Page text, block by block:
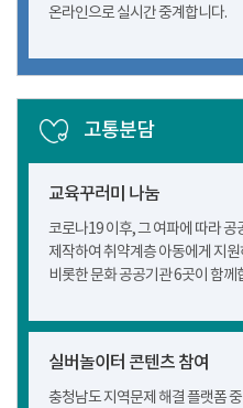
온라인으로 실시간 중계합니다.
고통분담
교육꾸러미 나눔
코로나19 이후, 그 여파에 따라
제작하여 취약계층 아동에게 지
비롯한 문화 공공기관 6곳이 함께
실버놀이터 콘텐츠 참여
충청남도 지역문제 해결 플랫폼